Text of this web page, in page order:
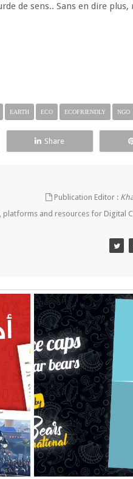
de sens.. Sans en dire plus,
EARTH ECO ECOFRIENDLY NGO
Share
Publication Editor :
platforms and resources for Digital